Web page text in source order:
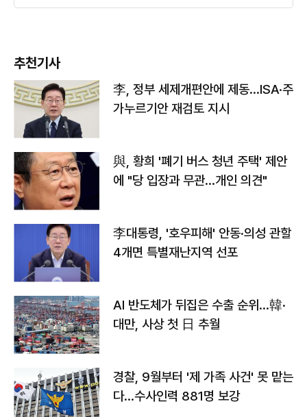
추천기사
李, 정부 세제개편안에 제동…ISA·주
가누르기안 재검토 지시
與, 황희 '폐기 버스 청년 주택' 제안
에 "당 입장과 무관…개인 의견"
李대통령, '호우피해' 안동·의성 관할
4개면 특별재난지역 선포
AI 반도체가 뒤집은 수출 순위…韓·
대만, 사상 첫 日 추월
경찰, 9월부터 '제 가족 사건' 못 맡는
다…수사인력 881명 보강